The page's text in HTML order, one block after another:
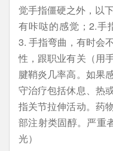
觉手指僵硬之外，以
有咔哒的感觉；2.手
3. 手指弯曲，有时会
性，跟职业有关（用
腱鞘炎几率高。如果
守治疗包括休息、热
指关节拉伸活动。药
部注射类固醇。严重
光）